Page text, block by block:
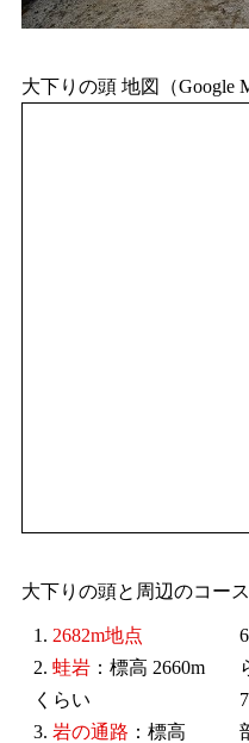
大下りの頭 地図（Google
大下りの頭と周辺のコー
1. 2682m地点
2. 蛙岩 ：標高 2660m
くらい
3. 岩の通路 ：標高